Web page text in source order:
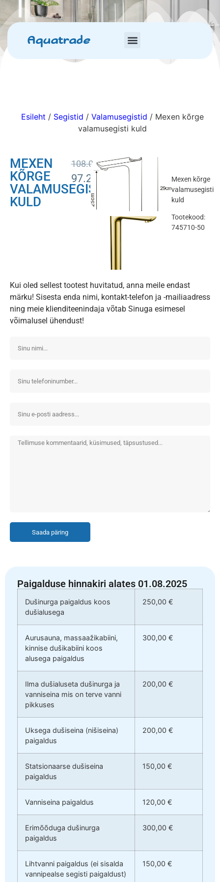
Aquatrade
Esileht / Segistid / Valamusegistid / Mexen kõrge
valamusegisti kuld
MEXEN
KÕRGE
VALAMUSEGISTI
KULD
108.00€
97.20
Mexen kõrge
valamusegisti
kuld
Tootekood:
745710-50
Kui oled sellest tootest huvitatud, anna meile endast
märku! Sisesta enda nimi, kontakt-telefon ja -mailiaadress
ning meie klienditeenindaja võtab Sinuga esimesel
võimalusel ühendust!
Saada päring
Paigalduse hinnakiri alates 01.08.2025
Dušinurga paigaldus koos
dušialusega
250,00 €
Aurusauna, massaažikabiini,
kinnise dušikabiini koos
alusega paigaldus
300,00 €
Ilma dušialuseta dušinurga ja
vanniseina mis on terve vanni
pikkuses
200,00 €
Uksega dušiseina (nišiseina)
paigaldus
200,00 €
Statsionaarse dušiseina
paigaldus
150,00 €
Vanniseina paigaldus 120,00 €
Erimõõduga dušinurga
paigaldus
300,00 €
Lihtvanni paigaldus (ei sisalda
vannipealse segisti paigaldust)
150,00 €